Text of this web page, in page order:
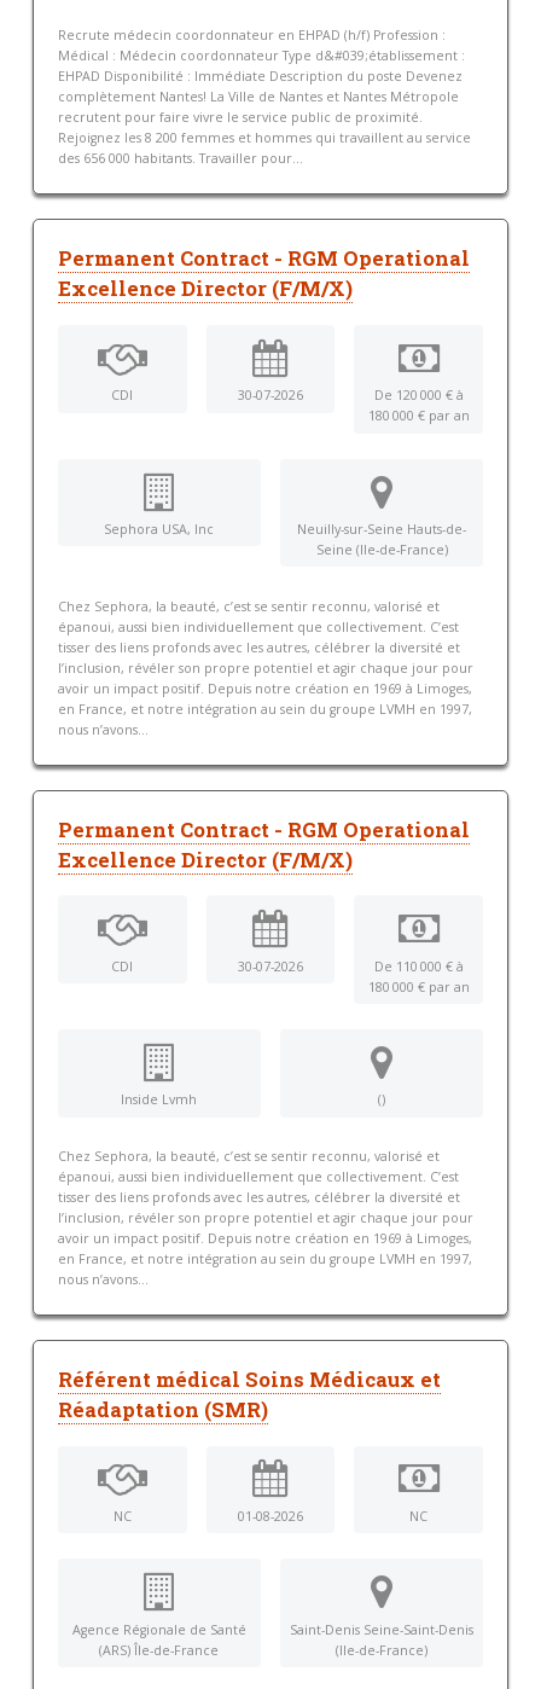
Recrute médecin coordonnateur en EHPAD (h/f) Profession :
Médical : Médecin coordonnateur Type d&#039;établissement :
EHPAD Disponibilité : Immédiate Description du poste Devenez
complètement Nantes! La Ville de Nantes et Nantes Métropole
recrutent pour faire vivre le service public de proximité.
Rejoignez les 8 200 femmes et hommes qui travaillent au service
des 656 000 habitants. Travailler pour...
Permanent Contract - RGM Operational
Excellence Director (F/M/X)
CDI 30-07-2026
De 120 000 € à
180 000 € par an
Sephora USA, Inc
Neuilly-sur-Seine Hauts-de-
Seine (Ile-de-France)
Chez Sephora, la beauté, c’est se sentir reconnu, valorisé et
épanoui, aussi bien individuellement que collectivement. C’est
tisser des liens profonds avec les autres, célébrer la diversité et
l’inclusion, révéler son propre potentiel et agir chaque jour pour
avoir un impact positif. Depuis notre création en 1969 à Limoges,
en France, et notre intégration au sein du groupe LVMH en 1997,
nous n’avons...
Permanent Contract - RGM Operational
Excellence Director (F/M/X)
CDI 30-07-2026
De 110 000 € à
180 000 € par an
Inside Lvmh ()
Chez Sephora, la beauté, c’est se sentir reconnu, valorisé et
épanoui, aussi bien individuellement que collectivement. C’est
tisser des liens profonds avec les autres, célébrer la diversité et
l’inclusion, révéler son propre potentiel et agir chaque jour pour
avoir un impact positif. Depuis notre création en 1969 à Limoges,
en France, et notre intégration au sein du groupe LVMH en 1997,
nous n’avons...
Référent médical Soins Médicaux et
Réadaptation (SMR)
NC 01-08-2026 NC
Agence Régionale de Santé
(ARS) Île-de-France
Saint-Denis Seine-Saint-Denis
(Ile-de-France)